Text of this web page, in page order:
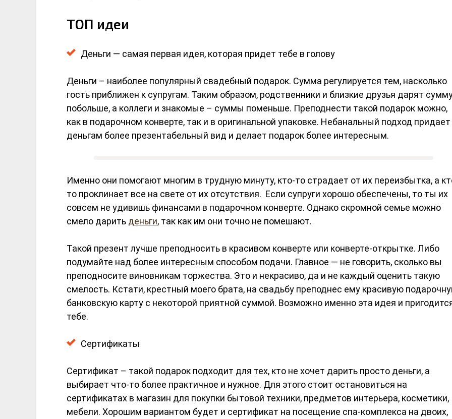
ТОП идеи
Деньги — самая первая идея, которая придет тебе в голову
Деньги – наиболее популярный свадебный подарок. Сумма регулируется тем, насколько
гость приближен к супругам. Таким образом, родственники и близкие друзья дарят
побольше, а коллеги и знакомые – суммы поменьше. Преподнести такой подарок можно,
как в подарочном конверте, так и в оригинальной упаковке. Небанальный подход придает
деньгам более презентабельный вид и делает подарок более интересным.
Именно они помогают многим в трудную минуту, кто-то страдает от их переизбытка, а
то проклинает все на свете от их отсутствия. Если супруги хорошо обеспечены, то ты их
совсем не удивишь финансами в подарочном конверте. Однако скромной семье можно
смело дарить деньги, так как им они точно не помешают.
Такой презент лучше преподносить в красивом конверте или конверте-открытке. Либо
подумайте над более интересным способом подачи. Главное — не говорить, сколько вы
преподносите виновникам торжества. Это и некрасиво, да и не каждый оценить такую
смелость. Кстати, крестный моего брата, на свадьбу преподнес ему красивую
банковскую карту с некоторой приятной суммой. Возможно именно эта идея и
тебе.
Сертификаты
Сертификат – такой подарок подходит для тех, кто не хочет дарить просто деньги, а
выбирает что-то более практичное и нужное. Для этого стоит остановиться на
сертификатах в магазин для покупки бытовой техники, предметов интерьера, косметики,
мебели. Хорошим вариантом будет и сертификат на посещение спа-комплекса на двоих,